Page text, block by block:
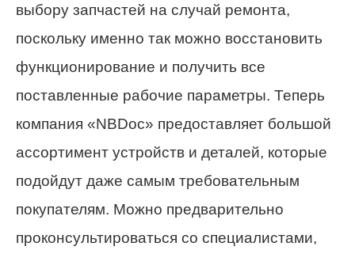
выбору запчастей на случай ремонта,
поскольку именно так можно восстановить
функционирование и получить все
поставленные рабочие параметры. Теперь
компания «NBDoc» предоставляет большой
ассортимент устройств и деталей, которые
подойдут даже самым требовательным
покупателям. Можно предварительно
проконсультироваться со специалистами,